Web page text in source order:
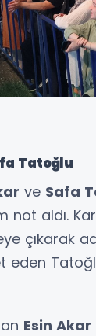
Tatoğlu
ve Safa
aldı.
çıkarak
eden
Esin Akar